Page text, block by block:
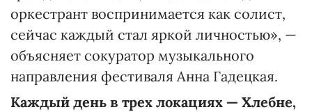
оркестрант воспринимается как солист,
сейчас каждый стал яркой личностью», —
объясняет сокуратор музыкального
направления фестиваля Анна Гадецкая.
Каждый день в трех локациях — Хлебне,